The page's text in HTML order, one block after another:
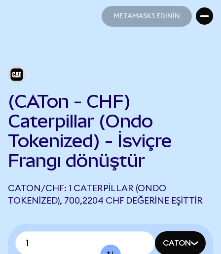
METAMASK'I EDİNİN
(CATon - CHF)
Caterpillar (Ondo
Tokenized) - İsviçre
Frangı dönüştür
CATON/CHF: 1 CATERPILLAR (ONDO
TOKENIZED), 700,2204 CHF DEĞERINE EŞITTIR
CATON